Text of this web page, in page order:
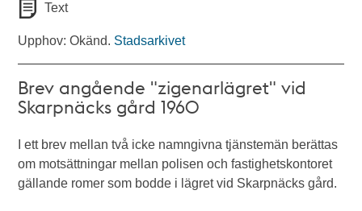
Text
Upphov: Okänd. Stadsarkivet
Brev angående "zigenarlägret" vid
Skarpnäcks gård 1960
I ett brev mellan två icke namngivna tjänstemän berättas
om motsättningar mellan polisen och fastighetskontoret
gällande romer som bodde i lägret vid Skarpnäcks gård.